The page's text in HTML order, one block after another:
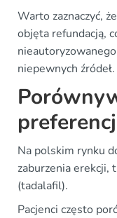
Warto zaznaczyć,
objęta refundacją,
niepewnych źródeł.
Na polskim rynku
zaburzenia erekcji,
(tadalafil).
Pacjenci często